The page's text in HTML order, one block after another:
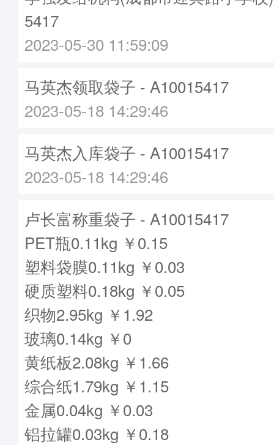
5417
2023-05-30 11:59:09
马英杰领取袋子 - A10015417
2023-05-18 14:29:46
马英杰入库袋子 - A10015417
2023-05-18 14:29:46
卢长富称重袋子 - A10015417
PET瓶0.11kg ￥0.15
塑料袋膜0.11kg ￥0.03
硬质塑料0.18kg ￥0.05
织物2.95kg ￥1.92
玻璃0.14kg ￥0
黄纸板2.08kg ￥1.66
综合纸1.79kg ￥1.15
金属0.04kg ￥0.03
铝拉罐0.03kg ￥0.18